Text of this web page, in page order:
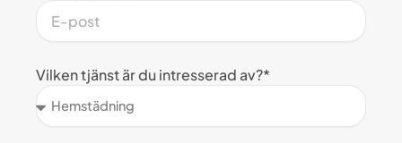
Vilken tjänst är du intresserad av?*